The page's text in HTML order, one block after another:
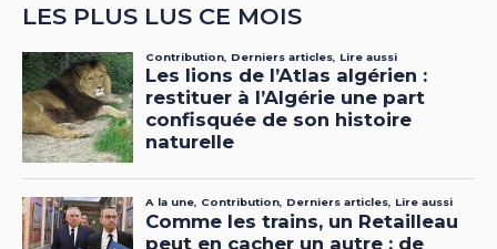
LES PLUS LUS CE MOIS